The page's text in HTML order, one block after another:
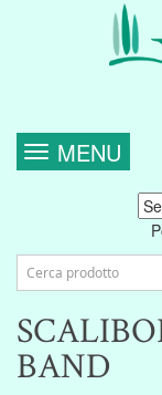
MENU
BAND